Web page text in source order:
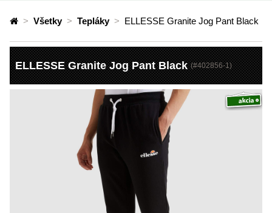
> Všetky > Tepláky > ELLESSE Granite Jog Pant Black
ELLESSE Granite Jog Pant Black (#402856-1)